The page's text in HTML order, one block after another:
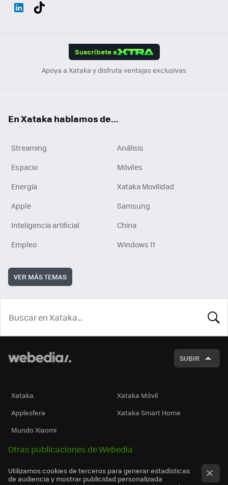
Suscríbete a
Apoya a Xataka y disfruta ventajas exclusivas
En Xataka hablamos de...
Streaming
Análisis
Espacio
Móviles
Energía
Xataka Movilidad
Apple
Samsung
Inteligencia artificial
China
Empleo
Windows 11
VER MÁS TEMAS
SUBIR
Xataka
Xataka Móvil
Applesfera
Xataka Smart Home
Mundo Xiaomi
Otras publicaciones de Webedia
Utilizamos cookies de terceros para generar estadísticas
de audiencia y mostrar publicidad personalizada